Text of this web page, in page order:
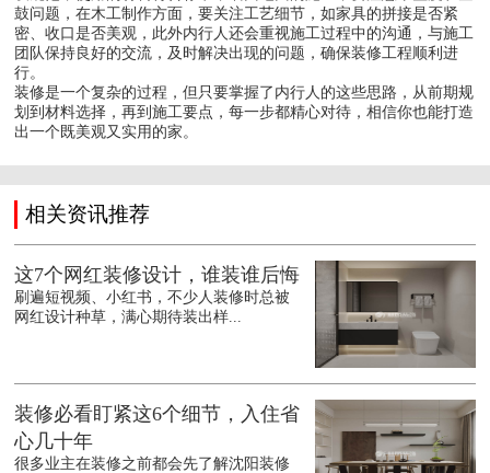
鼓问题，在木工制作方面，要关注工艺细节，如家具的拼接是否紧
密、收口是否美观，此外内行人还会重视施工过程中的沟通，与施工
团队保持良好的交流，及时解决出现的问题，确保装修工程顺利进
行。
装修是一个复杂的过程，但只要掌握了内行人的这些思路，从前期规
划到材料选择，再到施工要点，每一步都精心对待，相信你也能打造
出一个既美观又实用的家。
相关资讯推荐
这7个网红装修设计，谁装谁后悔
刷遍短视频、小红书，不少人装修时总被
网红设计种草，满心期待装出样...
装修必看盯紧这6个细节，入住省
心几十年
很多业主在装修之前都会先了解沈阳装修